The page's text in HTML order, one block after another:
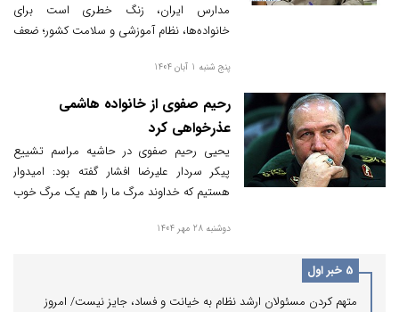
مدارس ایران، زنگ خطری است برای
خانواده‌ها، نظام آموزشی و سلامت کشور؛ ضعف
فشارهای روحی و جسمی کودکان، آنها را در
پنج شنبه 1 آبان 1404
رحیم صفوی از خانواده هاشمی
عذرخواهی کرد
یحیی رحیم صفوی در حاشیه مراسم تشییع
پیکر سردار علیرضا افشار گفته بود: امیدوار
هستیم که خداوند مرگ ما را هم یک مرگ خوب
دوشنبه 28 مهر 1404
5 خبر اول
متهم کردن مسئولان ارشد نظام به خیانت و فساد، جایز نیست/ امروز